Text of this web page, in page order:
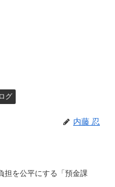
グ
内藤 忍
担を公平にする「預金課